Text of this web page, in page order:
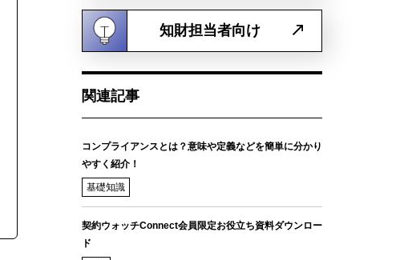
知財担当者向け
関連記事
コンプライアンスとは？意味や定義などを簡単に分かり
やすく紹介！
基礎知識
契約ウォッチConnect会員限定お役立ち資料ダウンロー
ド